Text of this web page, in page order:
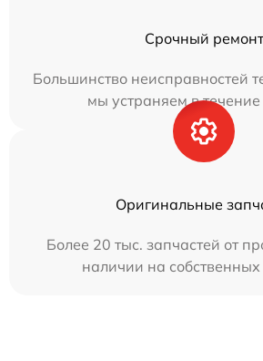
Срочный ремонт
Большинство неисправностей
мы устраняем в течение
Оригинальные
Более 20 тыс. запчастей от
наличии на